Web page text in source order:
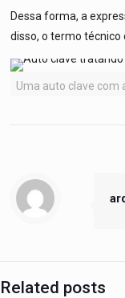
Dessa forma, a
disso, o termo
Uma auto clave com
Related posts